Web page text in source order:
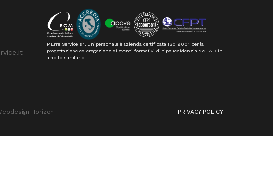
PiErre Service srl unipersonale è azienda certificata ISO 9001 per la
progettazione ed erogazione di eventi formativi di tipo residenziale e FAD in
ambito sanitario
Horizon PRIVACY POLICY